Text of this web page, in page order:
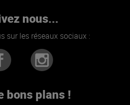
nous...
sur les réseaux sociaux :
bons plans !